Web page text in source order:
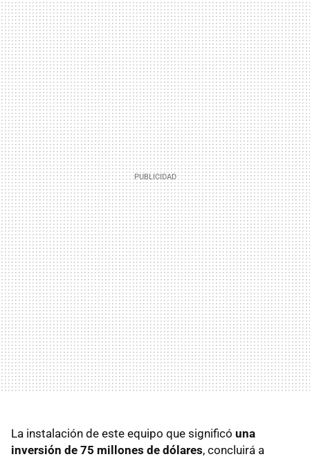
La instalación de este equipo que significó una
inversión de 75 millones de dólares, concluirá a